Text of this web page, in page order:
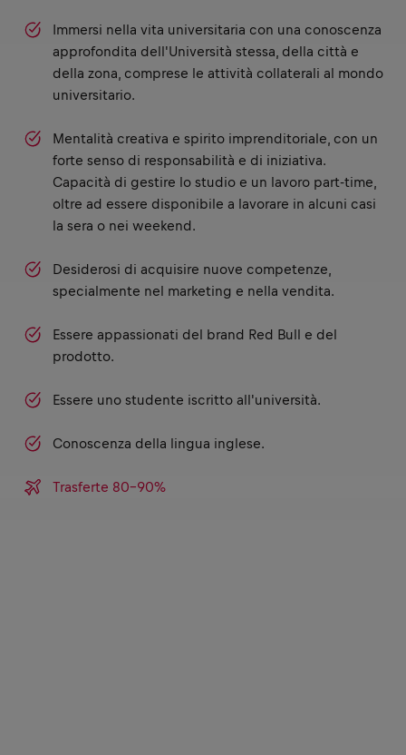
Immersi nella vita universitaria con una conoscenza
approfondita dell'Università stessa, della città e
della zona, comprese le attività collaterali al mondo
universitario.
Mentalità creativa e spirito imprenditoriale, con un
forte senso di responsabilità e di iniziativa.
Capacità di gestire lo studio e un lavoro part-time,
oltre ad essere disponibile a lavorare in alcuni casi
la sera o nei weekend.
Desiderosi di acquisire nuove competenze,
specialmente nel marketing e nella vendita.
Essere appassionati del brand Red Bull e del
prodotto.
Essere uno studente iscritto all'università.
Conoscenza della lingua inglese.
Trasferte 80-90%